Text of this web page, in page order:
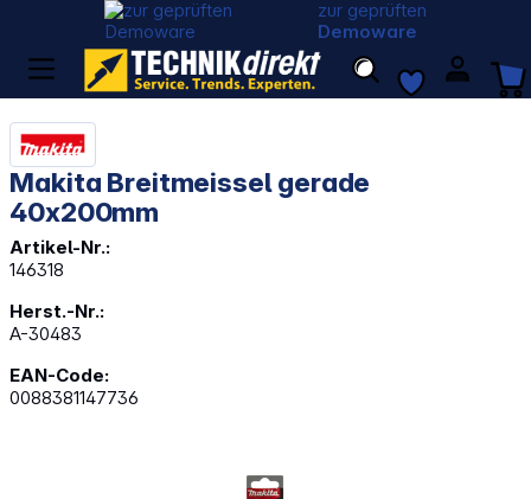
zur geprüften
Demoware
Makita Breitmeissel gerade
40x200mm
Artikel-Nr.:
146318
Herst.-Nr.:
A-30483
EAN-Code:
0088381147736